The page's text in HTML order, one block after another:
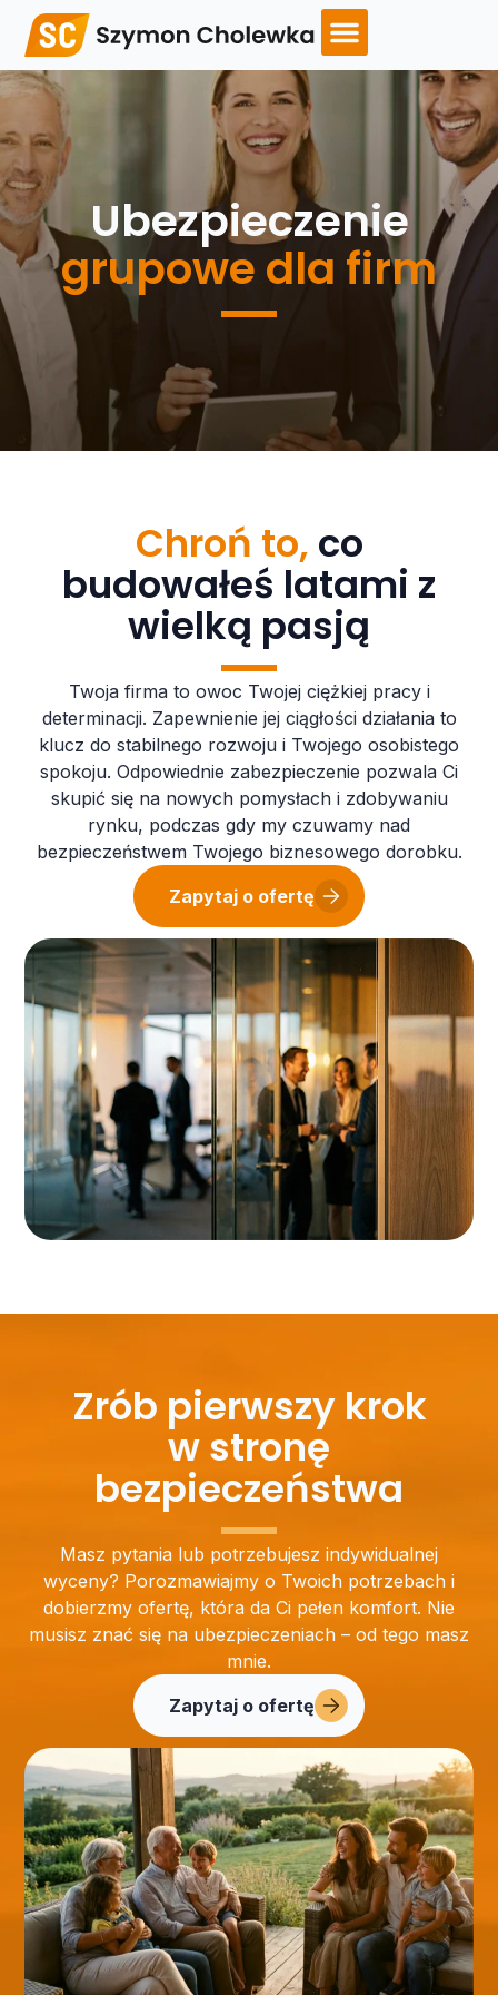
Ubezpieczenie
grupowe dla firm
Chroń to, co
budowałeś latami z
wielką pasją
Twoja firma to owoc Twojej ciężkiej pracy i
determinacji. Zapewnienie jej ciągłości działania to
klucz do stabilnego rozwoju i Twojego osobistego
spokoju. Odpowiednie zabezpieczenie pozwala Ci
skupić się na nowych pomysłach i zdobywaniu
rynku, podczas gdy my czuwamy nad
bezpieczeństwem Twojego biznesowego dorobku.
Zapytaj o ofertę
Zrób pierwszy krok
w stronę
bezpieczeństwa
Masz pytania lub potrzebujesz indywidualnej
wyceny? Porozmawiajmy o Twoich potrzebach i
dobierzmy ofertę, która da Ci pełen komfort. Nie
musisz znać się na ubezpieczeniach – od tego masz
mnie.
Zapytaj o ofertę